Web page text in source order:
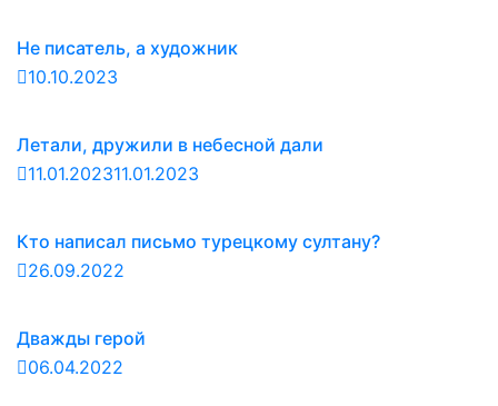
Не писатель, а художник
10.10.2023
Летали, дружили в небесной дали
11.01.202311.01.2023
Кто написал письмо турецкому султану?
26.09.2022
Дважды герой
06.04.2022